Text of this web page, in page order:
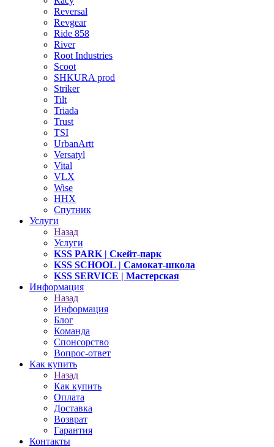
Reversal
Revgear
Ride 858
River
Root Industries
Scoot
SHKURA рrоd
Striker
Tilt
Triada
Trust
TSI
UrbanArtt
Versatyl
Vital
VLX
Wise
ННХ
Спутник
Услуги
Назад
Услуги
KSS PARK | Скейт-парк
KSS SCHOOL | Самокат-школа
KSS SERVICE | Мастерская
Информация
Назад
Информация
Блог
Команда
Спонсорство
Вопрос-ответ
Как купить
Назад
Как купить
Оплата
Доставка
Возврат
Гарантия
Контакты